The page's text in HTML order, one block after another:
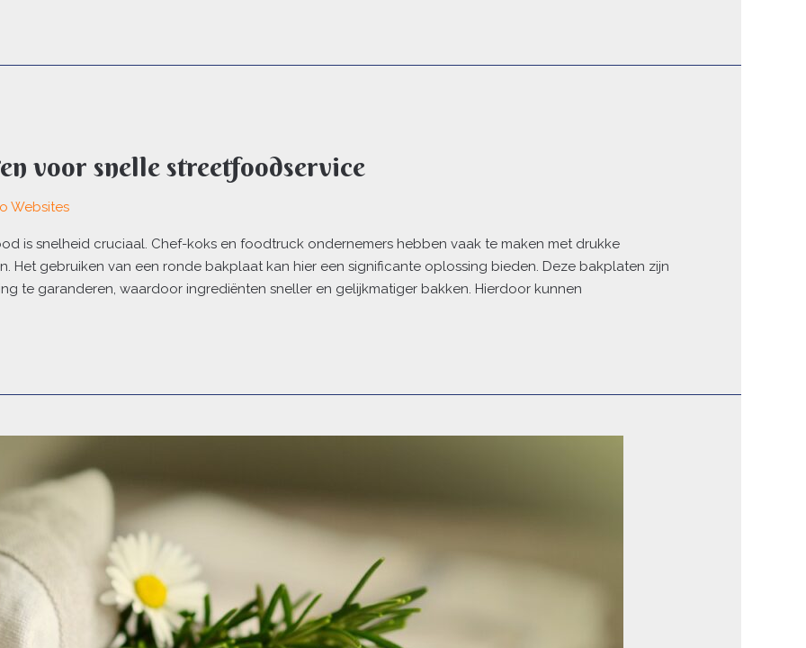
voor snelle streetfoodservice
Websites
is snelheid cruciaal. Chef-koks en foodtruck ondernemers hebben vaak te maken met drukke
Het gebruiken van een ronde bakplaat kan hier een significante oplossing bieden. Deze bakplaten zijn
te garanderen, waardoor ingrediënten sneller en gelijkmatiger bakken. Hierdoor kunnen